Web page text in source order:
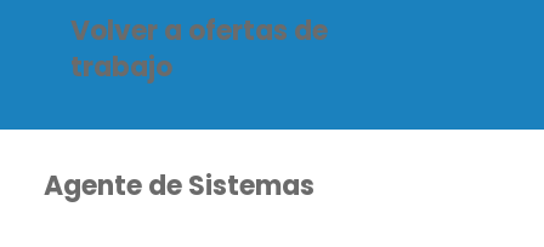
Volver a ofertas de
trabajo
Agente de Sistemas